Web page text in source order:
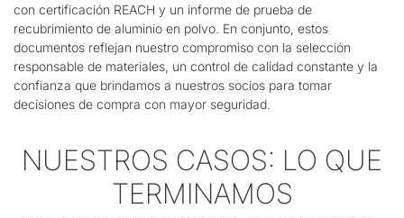
con certificación REACH y un informe de prueba de
recubrimiento de aluminio en polvo. En conjunto, estos
documentos reflejan nuestro compromiso con la selección
responsable de materiales, un control de calidad constante y la
confianza que brindamos a nuestros socios para tomar
decisiones de compra con mayor seguridad.
NUESTROS CASOS: LO QUE
TERMINAMOS